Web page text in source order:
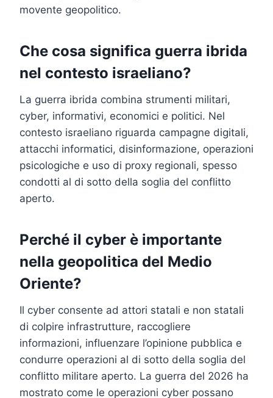
movente geopolitico.
Che cosa significa guerra ibrida
nel contesto israeliano?
La guerra ibrida combina strumenti militari,
cyber, informativi, economici e politici. Nel
contesto israeliano riguarda campagne digitali,
attacchi informatici, disinformazione, operazioni
psicologiche e uso di proxy regionali, spesso
condotti al di sotto della soglia del conflitto
aperto.
Perché il cyber è importante
nella geopolitica del Medio
Oriente?
Il cyber consente ad attori statali e non statali
di colpire infrastrutture, raccogliere
informazioni, influenzare l’opinione pubblica e
condurre operazioni al di sotto della soglia del
conflitto militare aperto. La guerra del 2026 ha
mostrato come le operazioni cyber possano